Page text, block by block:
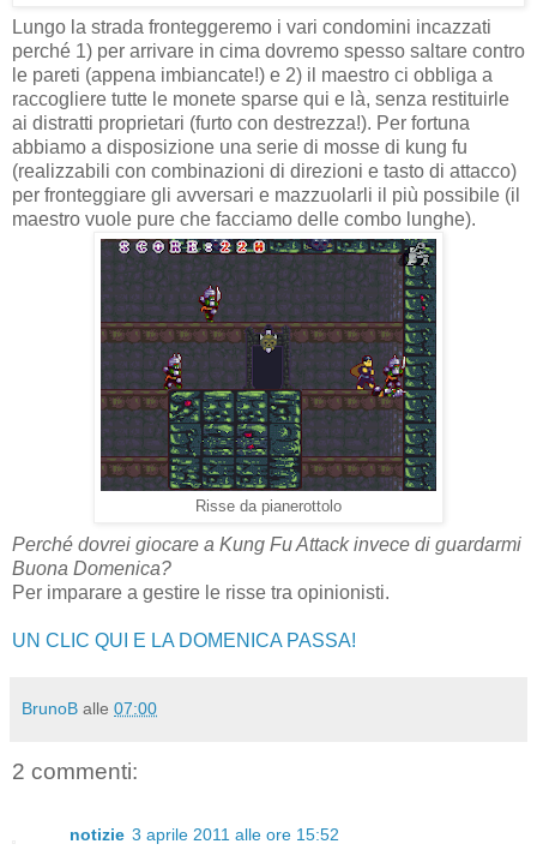
Lungo la strada fronteggeremo i vari condomini incazzati
perché 1) per arrivare in cima dovremo spesso saltare contro
le pareti (appena imbiancate!) e 2) il maestro ci obbliga a
raccogliere tutte le monete sparse qui e là, senza restituirle
ai distratti proprietari (furto con destrezza!). Per fortuna
abbiamo a disposizione una serie di mosse di kung fu
(realizzabili con combinazioni di direzioni e tasto di attacco)
per fronteggiare gli avversari e mazzuolarli il più possibile (il
maestro vuole pure che facciamo delle combo lunghe).
Risse da pianerottolo
Perché dovrei giocare a Kung Fu Attack invece di guardarmi
Buona Domenica?
Per imparare a gestire le risse tra opinionisti.
UN CLIC QUI E LA DOMENICA PASSA!
BrunoB alle 07:00
2 commenti:
notizie 3 aprile 2011 alle ore 15:52